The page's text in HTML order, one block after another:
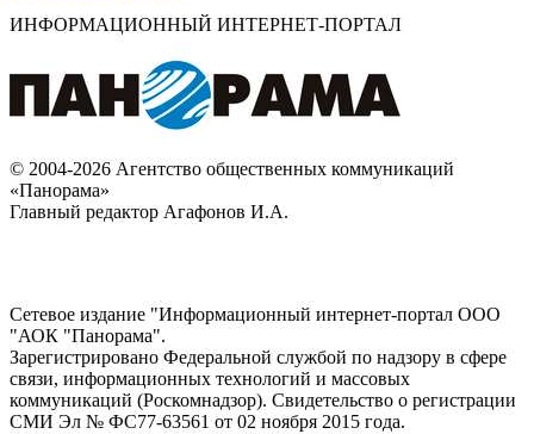
ИНФОРМАЦИОННЫЙ ИНТЕРНЕТ-ПОРТАЛ
© 2004-2026 Агентство общественных коммуникаций
«Панорама»
Главный редактор Агафонов И.А.
Сетевое издание "Информационный интернет-портал ООО
"АОК "Панорама".
Зарегистрировано Федеральной службой по надзору в сфере
связи, информационных технологий и массовых
коммуникаций (Роскомнадзор). Cвидетельство о регистрации
СМИ Эл № ФС77-63561 от 02 ноября 2015 года.